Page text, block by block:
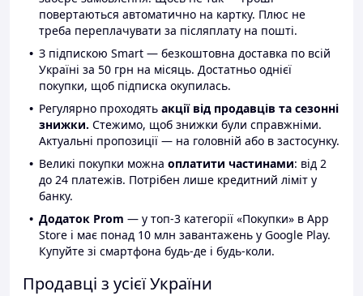
повертаються автоматично на картку. Плюс не
треба переплачувати за післяплату на пошті.
З підпискою Smart — безкоштовна доставка по всій
Україні за 50 грн на місяць. Достатньо однієї
покупки, щоб підписка окупилась.
Регулярно проходять акції від продавців та сезонні
знижки. Стежимо, щоб знижки були справжніми.
Актуальні пропозиції — на головній або в застосунку.
Великі покупки можна оплатити частинами: від 2
до 24 платежів. Потрібен лише кредитний ліміт у
банку.
Додаток Prom — у топ-3 категорії «Покупки» в App
Store і має понад 10 млн завантажень у Google Play.
Купуйте зі смартфона будь-де і будь-коли.
Продавці з усієї України